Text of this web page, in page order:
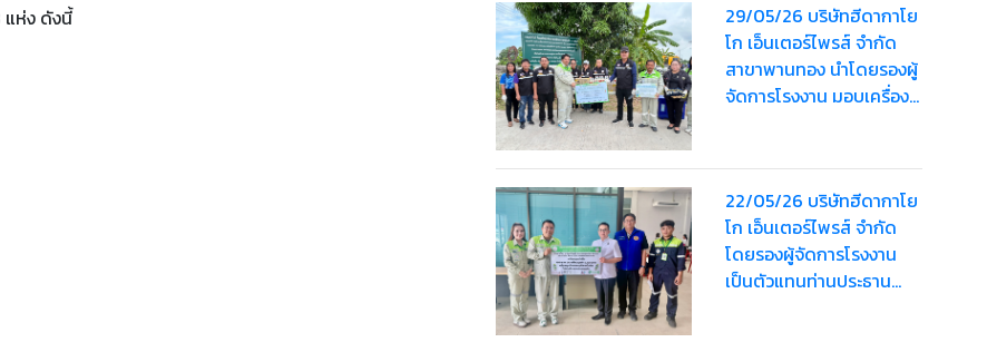
แห่ง ดังนี้
29/05/26 บริษัทฮีดากาโย
โก เอ็นเตอร์ไพรส์ จำกัด
สาขาพานทอง นำโดยรองผู้
จัดการโรงงาน มอบเครื่อง
ลดโลกร้อน
22/05/26 บริษัทฮีดากาโย
โก เอ็นเตอร์ไพรส์ จำกัด
โดยรองผู้จัดการโรงงาน
เป็นตัวแทนท่านประธาน